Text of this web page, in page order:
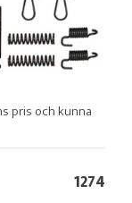
pris och kunna
1274